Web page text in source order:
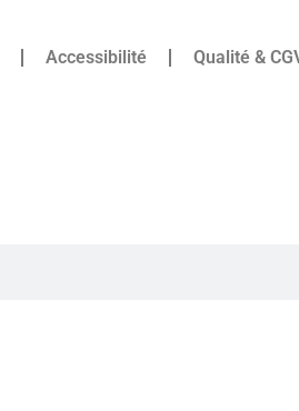
Accessibilité Qualité &